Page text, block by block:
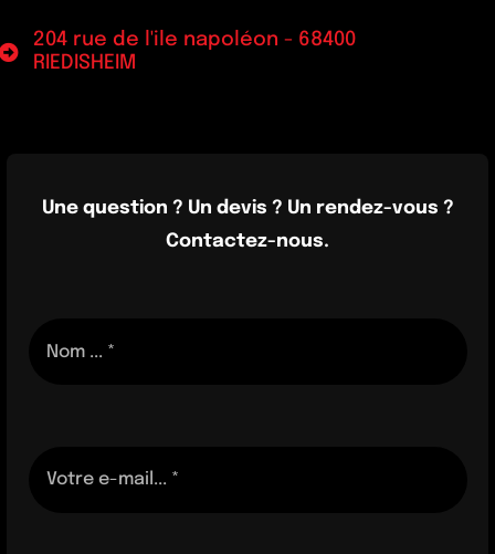
204 rue de l'ile napoléon - 68400
RIEDISHEIM
Une question ? Un devis ? Un rendez-vous ?
Contactez-nous.